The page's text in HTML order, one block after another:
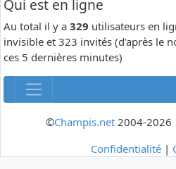
Qui est en ligne
Au total il y a 329 utilisateurs en
invisible et 323 invités (d’après le
ces 5 dernières minutes)
©Champis.net2004-2026
Confidentialité |